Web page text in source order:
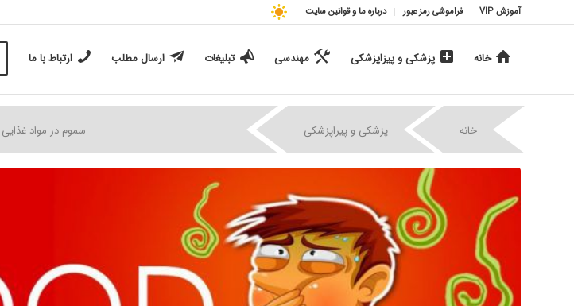
آموزش VIP فراموشی رمز عبور درباره ما و قوانین سایت
خانه پزشکی و پیزاپزشکی مهندسی تبلیغات ارسال مطلب ارتباط با ما
خانه پزشکی و پیراپزشکی | سموم در مواد غذایی